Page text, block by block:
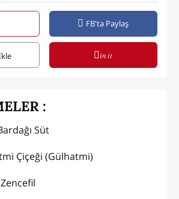
FB'ta Paylaş
in it
:
Süt
Çiçeği (Gülhatmi)
Zencefil